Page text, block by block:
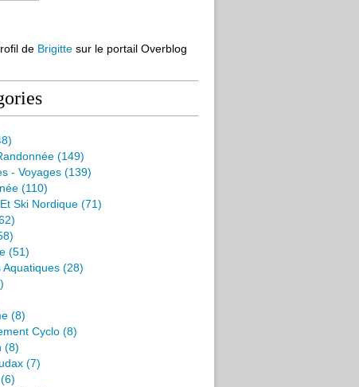
de Brigitte sur le portail Overblog
(149)
- Voyages (139)
(110)
Ski Nordique (71)
(51)
Aquatiques (28)
(8)
Cyclo (8)
(8)
(7)
(6)